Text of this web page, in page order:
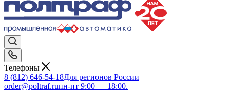
Телефоны
8 (812) 646-54-18Для регионов России
order@poltraf.ruпн-пт 9:00 — 18:00.